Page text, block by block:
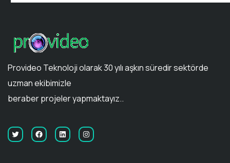
Provideo Teknoloji olarak 30 yılı aşkın süredir sektörde
uzman ekibimizle
beraber projeler yapmaktayız..